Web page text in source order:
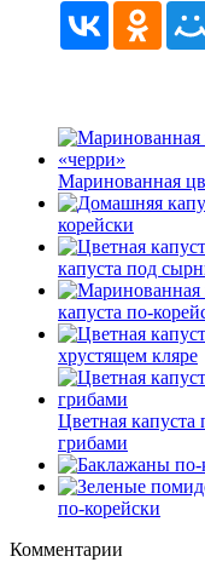
Маринованная
корейски
капуста под
капуста по-
хрустящем кляре
Цветная
грибами
по-корейски
Комментарии